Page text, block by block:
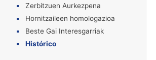
Zerbitzuen Aurkezpena
Hornitzaileen homologazioa
Beste Gai Interesgarriak
Histórico